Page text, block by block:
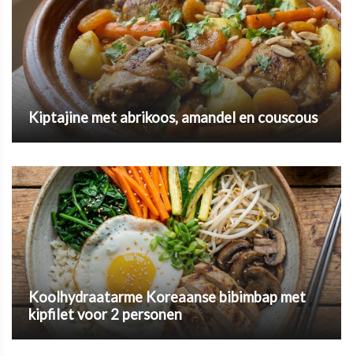
Kiptajine met abrikoos, amandel en couscous
Koolhydraatarme Koreaanse bibimbap met
kipfilet voor 2 personen